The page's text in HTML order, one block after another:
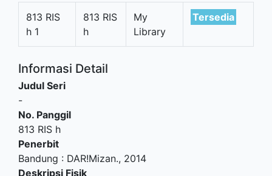
813 RIS
h 1
813 RIS
h
My
Library
Tersedia
Informasi Detail
Judul Seri
-
No. Panggil
813 RIS h
Penerbit
Bandung : DAR!Mizan., 2014
Deskripsi Fisik